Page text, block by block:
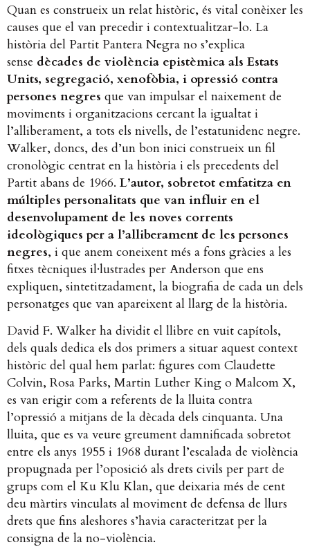
Quan es construeix un relat històric, és vital conèixer les
causes que el van precedir i contextualitzar-lo. La
història del Partit Pantera Negra no s’explica
sense dècades de violència epistèmica als Estats
Units, segregació, xenofòbia, i opressió contra
persones negres que van impulsar el naixement de
moviments i organitzacions cercant la igualtat i
l’alliberament, a tots els nivells, de l’estatunidenc negre.
Walker, doncs, des d’un bon inici construeix un fil
cronològic centrat en la història i els precedents del
Partit abans de 1966. L’autor, sobretot emfatitza en
múltiples personalitats que van influir en el
desenvolupament de les noves corrents
ideològiques per a l’alliberament de les persones
negres, i que anem coneixent més a fons gràcies a les
fitxes tècniques il·lustrades per Anderson que ens
expliquen, sintetitzadament, la biografia de cada un dels
personatges que van apareixent al llarg de la història.
David F. Walker ha dividit el llibre en vuit capítols,
dels quals dedica els dos primers a situar aquest context
històric del qual hem parlat: figures com Claudette
Colvin, Rosa Parks, Martin Luther King o Malcom X,
es van erigir com a referents de la lluita contra
l’opressió a mitjans de la dècada dels cinquanta. Una
lluita, que es va veure greument damnificada sobretot
entre els anys 1955 i 1968 durant l’escalada de violència
propugnada per l’oposició als drets civils per part de
grups com el Ku Klu Klan, que deixaria més de cent
deu màrtirs vinculats al moviment de defensa de llurs
drets que fins aleshores s’havia caracteritzat per la
consigna de la no-violència.